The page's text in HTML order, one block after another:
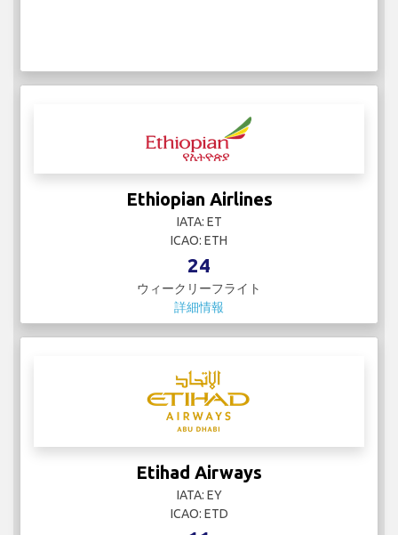
Ethiopian Airlines
IATA: ET
ICAO: ETH
24
ウィークリーフライト
詳細情報
Etihad Airways
IATA: EY
ICAO: ETD